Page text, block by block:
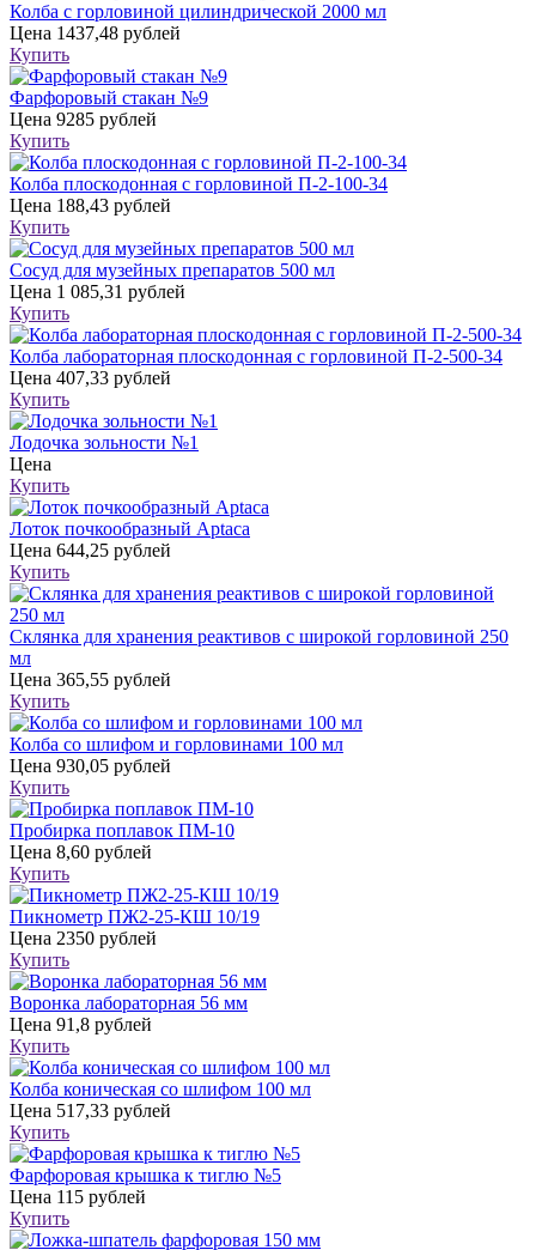
Колба с горловиной цилиндрической 2000 мл
Цена 1437,48 рублей
Купить
Фарфоровый стакан №9
Цена 9285 рублей
Купить
Колба плоскодонная с горловиной П-2-100-34
Цена 188,43 рублей
Купить
Сосуд для музейных препаратов 500 мл
Цена 1 085,31 рублей
Купить
Колба лабораторная плоскодонная с горловиной П-2-500-34
Цена 407,33 рублей
Купить
Лодочка зольности №1
Цена
Купить
Лоток почкообразный Aptaca
Цена 644,25 рублей
Купить
Склянка для хранения реактивов с широкой горловиной 250
мл
Цена 365,55 рублей
Купить
Колба со шлифом и горловинами 100 мл
Цена 930,05 рублей
Купить
Пробирка поплавок ПМ-10
Цена 8,60 рублей
Купить
Пикнометр ПЖ2-25-КШ 10/19
Цена 2350 рублей
Купить
Воронка лабораторная 56 мм
Цена 91,8 рублей
Купить
Колба коническая со шлифом 100 мл
Цена 517,33 рублей
Купить
Фарфоровая крышка к тиглю №5
Цена 115 рублей
Купить